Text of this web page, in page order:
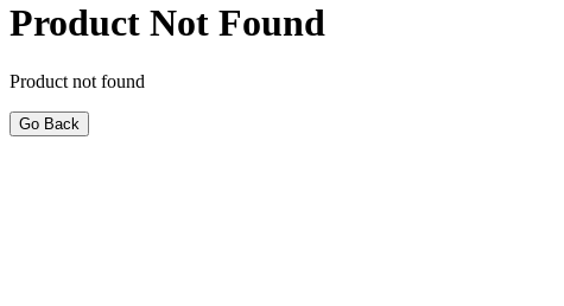
Product Not Found
Product not found
Go Back